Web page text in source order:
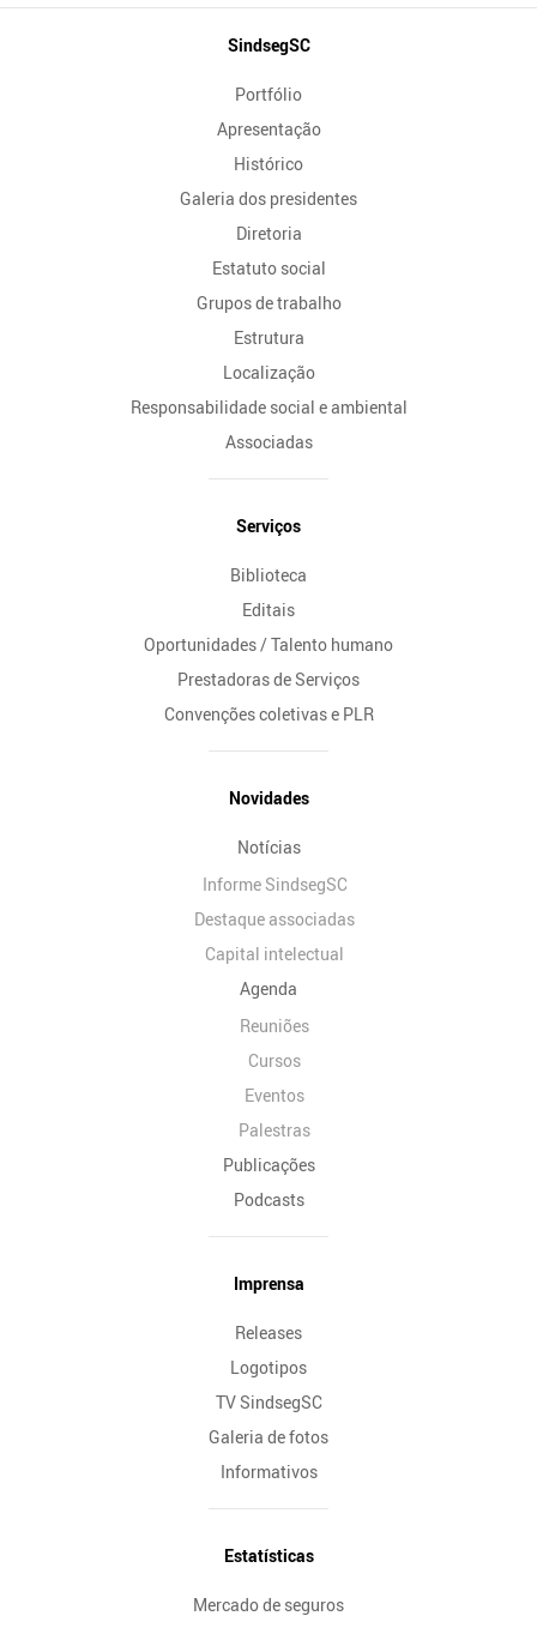
SindsegSC
Portfólio
Apresentação
Histórico
Galeria dos presidentes
Diretoria
Estatuto social
Grupos de trabalho
Estrutura
Localização
Responsabilidade social e ambiental
Associadas
Serviços
Biblioteca
Editais
Oportunidades / Talento humano
Prestadoras de Serviços
Convenções coletivas e PLR
Novidades
Notícias
Informe SindsegSC
Destaque associadas
Capital intelectual
Agenda
Reuniões
Cursos
Eventos
Palestras
Publicações
Podcasts
Imprensa
Releases
Logotipos
TV SindsegSC
Galeria de fotos
Informativos
Estatísticas
Mercado de seguros